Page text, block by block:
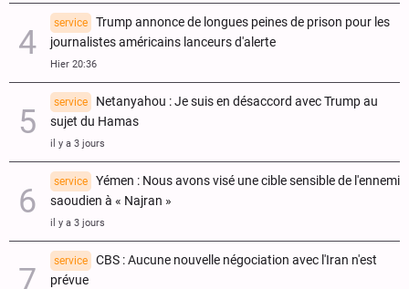
service
Trump annonce de longues peines de prison pour les
journalistes américains lanceurs d'alerte
Hier 20:36
service
Netanyahou : Je suis en désaccord avec Trump au
sujet du Hamas
il y a 3 jours
service
Yémen : Nous avons visé une cible sensible de l'ennemi
saoudien à « Najran »
il y a 3 jours
service
CBS : Aucune nouvelle négociation avec l'Iran n'est
prévue